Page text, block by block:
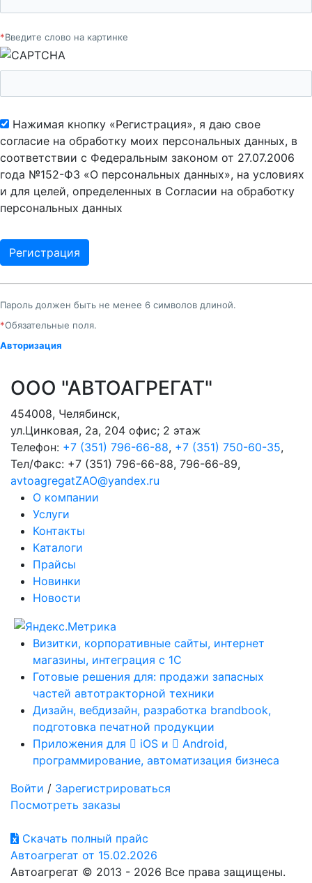
*Введите слово на картинке
Нажимая кнопку «Регистрация», я даю свое
согласие на обработку моих персональных данных, в
соответствии с Федеральным законом от 27.07.2006
года №152-ФЗ «О персональных данных», на условиях
и для целей, определенных в Согласии на обработку
персональных данных
Пароль должен быть не менее 6 символов длиной.
*Обязательные поля.
Авторизация
ООО "АВТОАГРЕГАТ"
454008, Челябинск,
ул.Цинковая, 2а, 204 офис; 2 этаж
Телефон: +7 (351) 796-66-88, +7 (351) 750-60-35,
Тел/Факс: +7 (351) 796-66-88, 796-66-89,
avtoagregatZAO@yandex.ru
О компании
Услуги
Контакты
Каталоги
Прайсы
Новинки
Новости
Визитки, корпоративные сайты, интернет
магазины, интеграция с 1С
Готовые решения для: продажи запасных
частей автотракторной техники
Дизайн, вебдизайн, разработка brandbook,
подготовка печатной продукции
Приложения для
iOS и
Android,
программирование, автоматизация бизнеса
Войти / Зарегистрироваться
Посмотреть заказы
Скачать полный прайс
Автоагрегат от 15.02.2026
Автоагрегат © 2013 - 2026 Все права защищены.